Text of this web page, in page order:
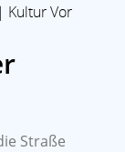
Kultur Vor
Straße